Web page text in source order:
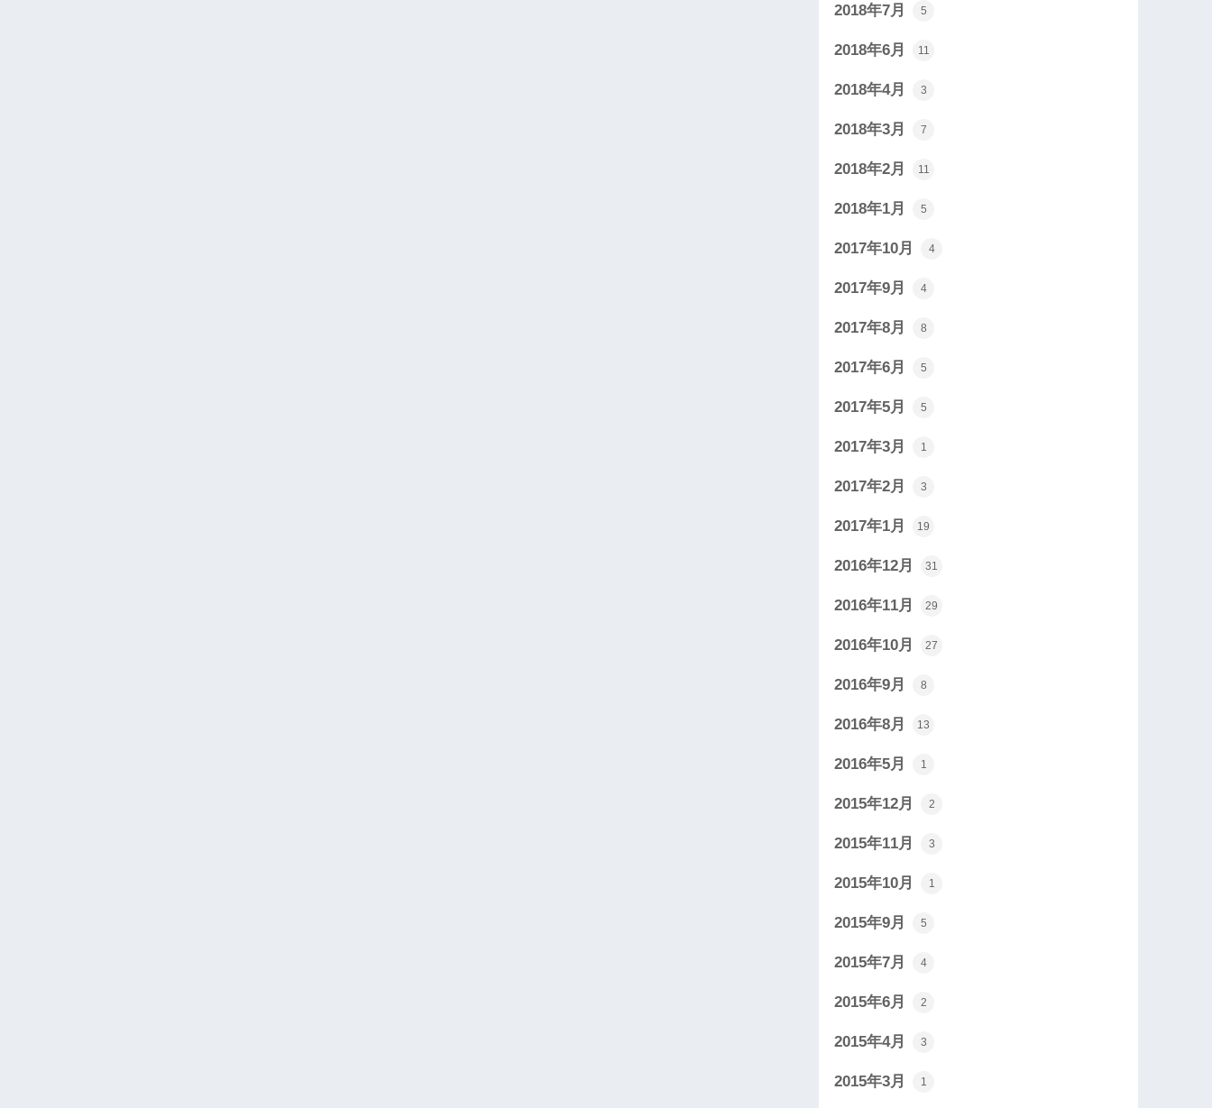
2018年7月 5
2018年6月 11
2018年4月 3
2018年3月 7
2018年2月 11
2018年1月 5
2017年10月 4
2017年9月 4
2017年8月 8
2017年6月 5
2017年5月 5
2017年3月 1
2017年2月 3
2017年1月 19
2016年12月 31
2016年11月 29
2016年10月 27
2016年9月 8
2016年8月 13
2016年5月 1
2015年12月 2
2015年11月 3
2015年10月 1
2015年9月 5
2015年7月 4
2015年6月 2
2015年4月 3
2015年3月 1